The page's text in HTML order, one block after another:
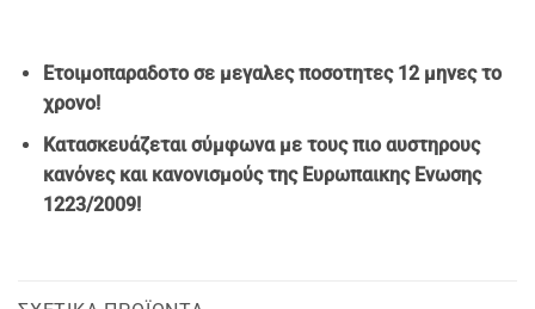
Ετοιμοπαραδοτο σε μεγαλες ποσοτητες 12 μηνες το
χρονο!
Κατασκευάζεται σύμφωνα με τους πιο αυστηρους
κανόνες και κανονισμούς της Ευρωπαικης Ενωσης
1223/2009!